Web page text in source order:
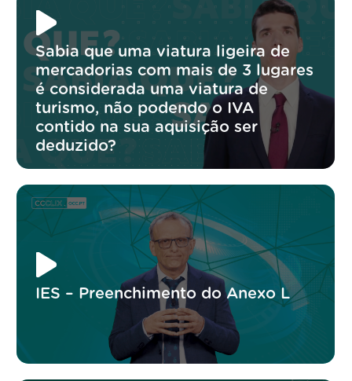
Sabia que uma viatura ligeira de
mercadorias com mais de 3 lugares
é considerada uma viatura de
turismo, não podendo o IVA
contido na sua aquisição ser
deduzido?
IES – Preenchimento do Anexo L